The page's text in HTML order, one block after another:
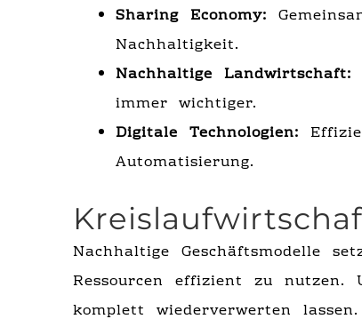
Sharing Economy:
Nachhaltigkeit.
Nachhaltige Landwirtschaft:
immer wichtiger.
Digitale Technologien:
Automatisierung.
Nachhaltige Geschäftsmodelle
Ressourcen effizient zu nutzen.
komplett wiederverwerten